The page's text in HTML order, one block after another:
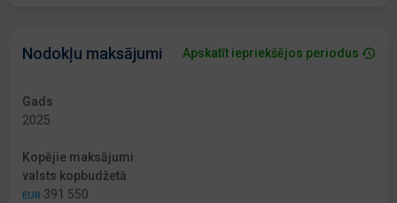
Nodokļu maksājumi Apskatīt iepriekšējos periodus
Gads
2025
Kopējie maksājumi
valsts kopbudžetā
EUR 391 550